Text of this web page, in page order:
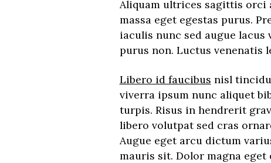
Aliquam ultrices sagittis orci
massa eget egestas purus.
iaculis nunc sed augue
purus non. Luctus
Libero id faucibus nisl
viverra ipsum nunc aliquet
turpis. Risus in hendrerit
libero volutpat sed cras
Augue eget arcu dictum
mauris sit. Dolor magna